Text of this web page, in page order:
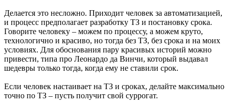
Делается это несложно. Приходит человек за автоматизацией,
и процесс предполагает разработку ТЗ и постановку срока.
Говорите человеку – можем по процессу, а можем круто,
технологично и красиво, но тогда без ТЗ, без срока и на моих
условиях. Для обоснования пару красивых историй можно
привести, типа про Леонардо да Винчи, который выдавал
шедевры только тогда, когда ему не ставили срок.
Если человек настаивает на ТЗ и сроках, делайте максимально
точно по ТЗ – пусть получит свой суррогат.